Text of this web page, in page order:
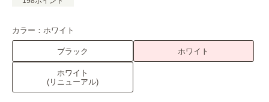
カラー： ホワイト
ブラック ホワイト
ホワイト
(リニューアル)